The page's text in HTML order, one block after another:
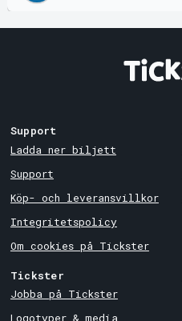
Support
Ladda ner biljett
Support
Köp- och leveransvillkor
Integritetspolicy
Om cookies på Tickster
Tickster
Jobba på Tickster
Logotyper & media